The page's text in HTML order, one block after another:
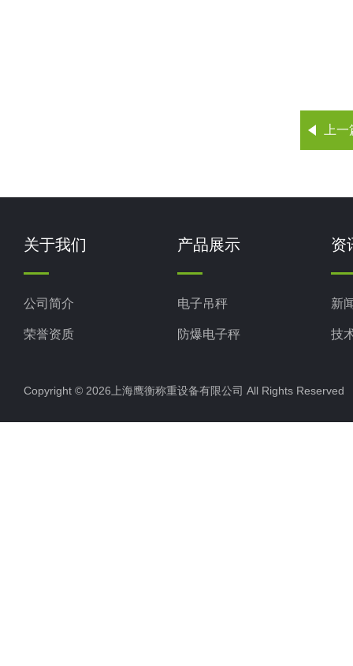
上
关于我们
公司简介
荣誉资质
产品展示
电子吊秤
防爆电子秤
电子汽车衡
电子天平
资
新
技
Copyright © 2026上海鹰衡称重设备有限公司 All Rights